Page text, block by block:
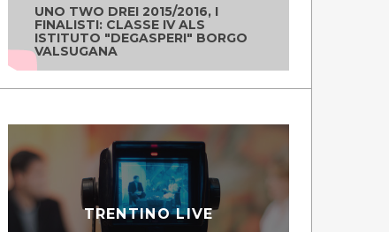
UNO TWO DREI 2015/2016, I
FINALISTI: CLASSE IV ALS
ISTITUTO "DEGASPERI" BORGO
VALSUGANA
TRENTINO LIVE